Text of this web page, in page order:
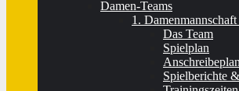
Damen-Teams
1.
Das Team
Spielplan
Anschreibeplan
Spielberichte